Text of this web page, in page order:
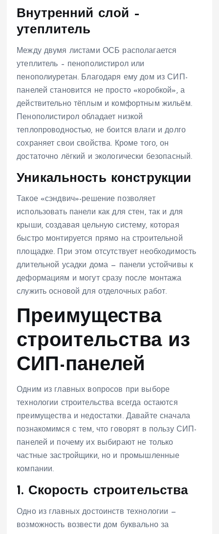
Внутренний слой –
утеплитель
Между двумя листами ОСБ располагается
утеплитель – пенополистирол или
пенополиуретан. Благодаря ему дом из СИП-
панелей становится не просто «коробкой», а
действительно тёплым и комфортным жильём.
Пенополистирол обладает низкой
теплопроводностью, не боится влаги и долго
сохраняет свои свойства. Кроме того, он
достаточно лёгкий и экологически безопасный.
Уникальность конструкции
Такое «сэндвич»-решение позволяет
использовать панели как для стен, так и для
крыши, создавая цельную систему, которая
быстро монтируется прямо на строительной
площадке. При этом отсутствует необходимость
длительной усадки дома — панели устойчивы к
деформациям и могут сразу после монтажа
служить основой для отделочных работ.
Преимущества
строительства из
СИП-панелей
Одним из главных вопросов при выборе
технологии строительства всегда остаются
преимущества и недостатки. Давайте сначала
познакомимся с тем, что говорят в пользу СИП-
панелей и почему их выбирают не только
частные застройщики, но и промышленные
компании.
1. Скорость строительства
Одно из главных достоинств технологии —
возможность возвести дом буквально за